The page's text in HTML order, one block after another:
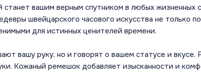
станет вашим верным спутником в любых
швейцарского часового искусства не только
для истинных ценителей времени.
вашу руку, но и говорят о вашем статусе и
Кожаный ремешок добавляет изысканности и